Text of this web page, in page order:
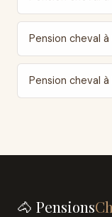
Pension cheval à
Pension cheval
🐴 Pensions